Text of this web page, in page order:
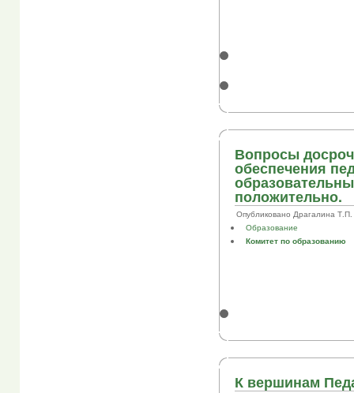
Вопросы
обеспечения
положительно.
Опубликовано Драгалина Т.П.
Образование
Комитет по образованию
К вершинам